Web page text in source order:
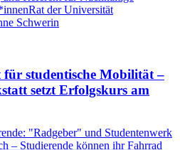
der Universität
Schwerin
studentische Mobilität –
setzt Erfolgskurs am
"Radgeber" und Studentenwerk
– Studierende können ihr Fahrrad